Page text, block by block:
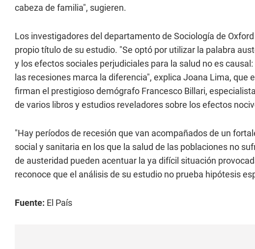
cabeza de familia", sugieren.
Los investigadores del departamento de Sociología de
propio título de su estudio. "Se optó por utilizar la palabra
y los efectos sociales perjudiciales para la salud no es
las recesiones marca la diferencia", explica Joana Lima, que
firman el prestigioso demógrafo Francesco Billari,
de varios libros y estudios reveladores sobre los efectos
"Hay períodos de recesión que van acompañados de un
social y sanitaria en los que la salud de las poblaciones no
de austeridad pueden acentuar la ya difícil situación
reconoce que el análisis de su estudio no prueba hipótesis
Fuente: El País